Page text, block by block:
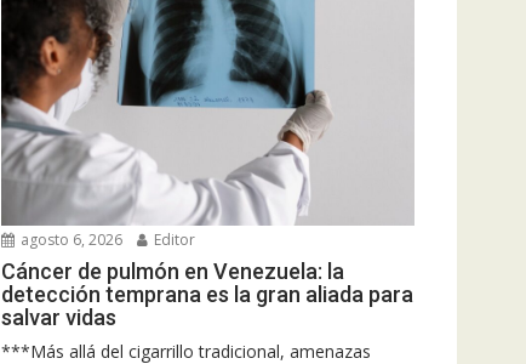
agosto 6, 2026 Editor
Cáncer de pulmón en Venezuela: la
detección temprana es la gran aliada para
salvar vidas
***Más allá del cigarrillo tradicional, amenazas